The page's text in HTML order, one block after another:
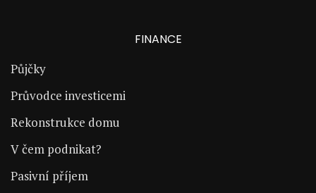
FINANCE
Půjčky
Průvodce investicemi
Rekonstrukce domu
V čem podnikat?
Pasivní příjem